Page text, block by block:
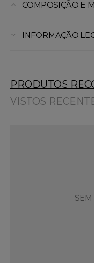
COMPOSIÇÃO E
INFORMAÇÃO
PRODUTOS
VISTOS